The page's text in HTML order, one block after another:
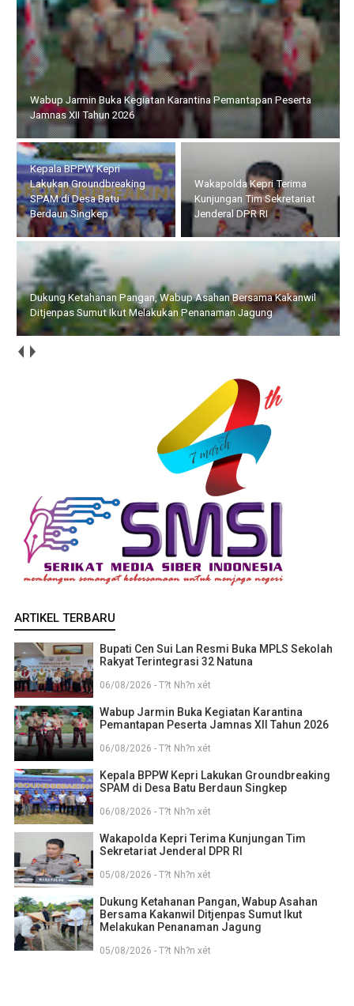
Wabup Jarmin Buka Kegiatan Karantina Pemantapan Peserta
Jamnas XII Tahun 2026
Kepala BPPW Kepri
Lakukan Groundbreaking
SPAM di Desa Batu
Berdaun Singkep
Wakapolda Kepri Terima
Kunjungan Tim Sekretariat
Jenderal DPR RI
Dukung Ketahanan Pangan, Wabup Asahan Bersama Kakanwil
Ditjenpas Sumut Ikut Melakukan Penanaman Jagung
ARTIKEL TERBARU
Bupati Cen Sui Lan Resmi Buka MPLS Sekolah
Rakyat Terintegrasi 32 Natuna
06/08/2026 - T?t Nh?n xét
Wabup Jarmin Buka Kegiatan Karantina
Pemantapan Peserta Jamnas XII Tahun 2026
06/08/2026 - T?t Nh?n xét
Kepala BPPW Kepri Lakukan Groundbreaking
SPAM di Desa Batu Berdaun Singkep
06/08/2026 - T?t Nh?n xét
Wakapolda Kepri Terima Kunjungan Tim
Sekretariat Jenderal DPR RI
05/08/2026 - T?t Nh?n xét
Dukung Ketahanan Pangan, Wabup Asahan
Bersama Kakanwil Ditjenpas Sumut Ikut
Melakukan Penanaman Jagung
05/08/2026 - T?t Nh?n xét